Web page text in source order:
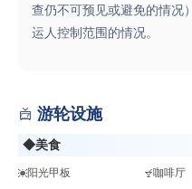
查仍不可预见或避免的情况
运人控制范围的情况。
 游轮设施
◆美食
阳光甲板 咖啡厅